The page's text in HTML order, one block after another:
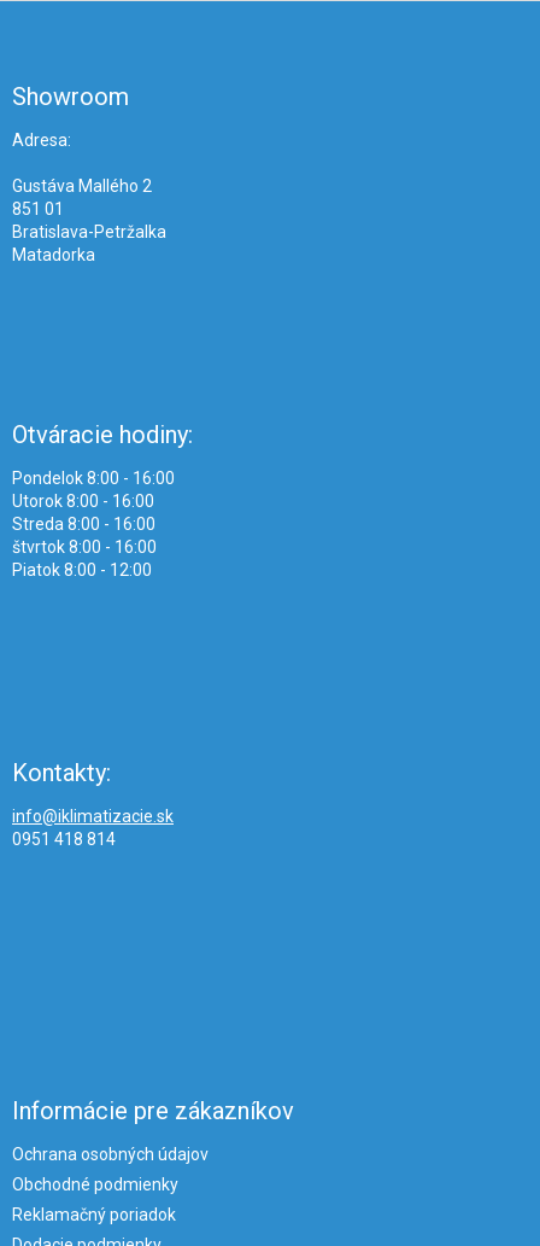
Showroom
Adresa:
Gustáva Mallého 2
851 01
Bratislava-Petržalka
Matadorka
Otváracie hodiny:
Pondelok 8:00 - 16:00
Utorok 8:00 - 16:00
Streda 8:00 - 16:00
štvrtok 8:00 - 16:00
Piatok 8:00 - 12:00
Kontakty:
info@iklimatizacie.sk
0951 418 814
Informácie pre zákazníkov
Ochrana osobných údajov
Obchodné podmienky
Reklamačný poriadok